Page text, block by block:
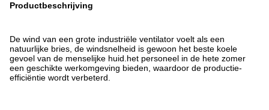
Productbeschrijving
De wind van een grote industriële ventilator voelt als een
natuurlijke bries, de windsnelheid is gewoon het beste koele
gevoel van de menselijke huid.het personeel in de hete zomer
een geschikte werkomgeving bieden, waardoor de productie-
efficiëntie wordt verbeterd.